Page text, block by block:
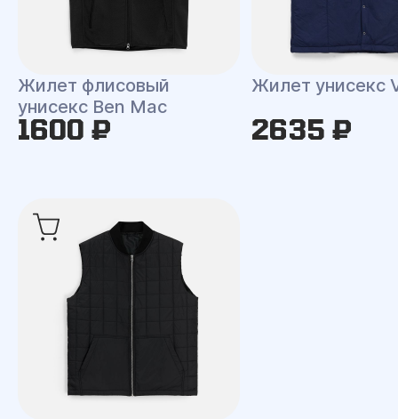
Жилет флисовый
унисекс Ben Mac
1600 ₽
Жилет унисекс
2635 ₽